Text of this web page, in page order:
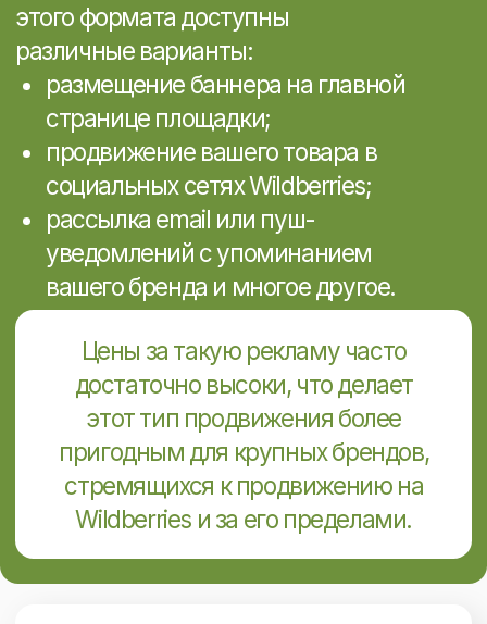
Ниша электроника
Провели анализ конкурентов
и определили стратегию продвижения.
Создали и оптимизировали карточки
товара. Оптимизировали интернет-
магазин для поисковых систем. Работа
с отзывами и репутацией. Собрали
и обработали отзывы покупателей, что
повысило доверие к интернет-магазину
и улучшило его репутацию.
Кейс продвижения
товара на Wildberries